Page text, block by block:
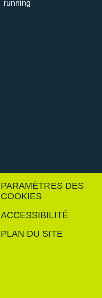
PARAMÈTRES DES
COOKIES
ACCESSIBILITÉ
PLAN DU SITE